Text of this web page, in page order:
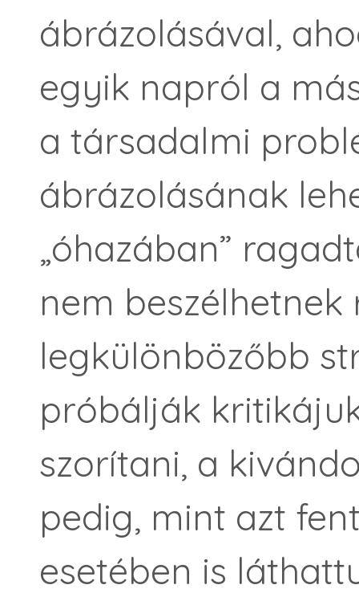
ábrázolásával,
egyik napról a
a társadalmi
ábrázolásának
„óhazában”
nem beszélhetnek
legkülönbözőbb
próbálják
szorítani, a
pedig, mint azt
esetében is